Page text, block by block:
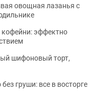
овощная лазанья с
кофейни: эффектно
шифоновый торт,
груши: все в восторге